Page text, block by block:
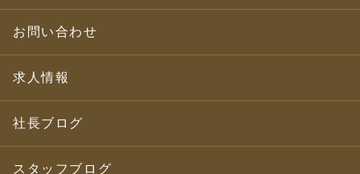
お問い合わせ
求人情報
社長ブログ
スタッフブログ